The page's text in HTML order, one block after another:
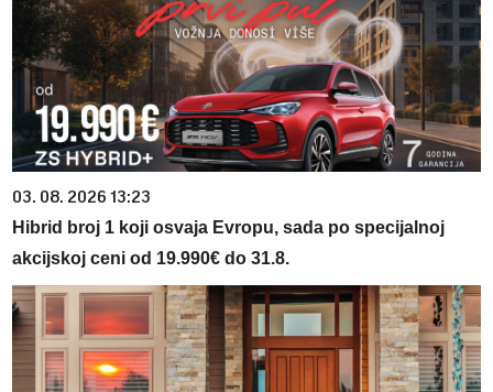
03. 08. 2026 13:23
Hibrid broj 1 koji osvaja Evropu, sada po specijalnoj
akcijskoj ceni od 19.990€ do 31.8.